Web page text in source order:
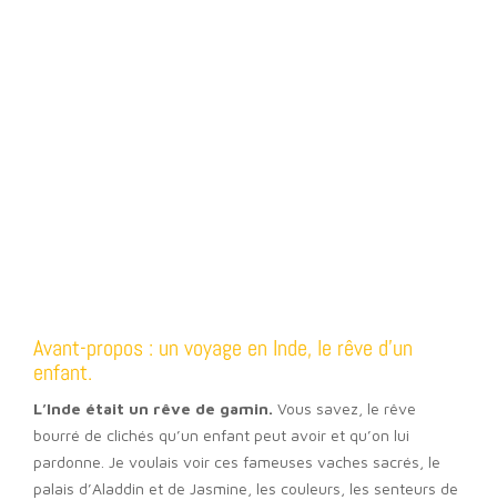
Avant-propos : un voyage en Inde, le rêve d’un
enfant.
L’Inde était un rêve de gamin. Vous savez, le rêve
bourré de clichés qu’un enfant peut avoir et qu’on lui
pardonne. Je voulais voir ces fameuses vaches sacrés, le
palais d’Aladdin et de Jasmine, les couleurs, les senteurs de